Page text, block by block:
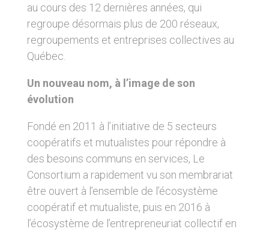
au cours des 12 dernières années, qui
regroupe désormais plus de 200 réseaux,
regroupements et entreprises collectives au
Québec.
Un nouveau nom, à l’image de son
évolution
Fondé en 2011 à l’initiative de 5 secteurs
coopératifs et mutualistes pour répondre à
des besoins communs en services, Le
Consortium a rapidement vu son membrariat
être ouvert à l’ensemble de l’écosystème
coopératif et mutualiste, puis en 2016 à
l’écosystème de l’entrepreneuriat collectif en